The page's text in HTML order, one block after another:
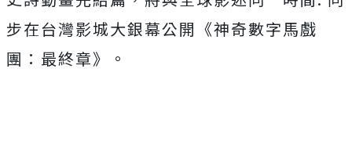
步在台灣影城大銀幕公開《神奇數字馬戲
團：最終章》。